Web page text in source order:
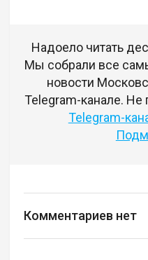
Надоело читать
Мы собрали все
новости
Telegram-канале. Не
Telegram-
Комментариев нет